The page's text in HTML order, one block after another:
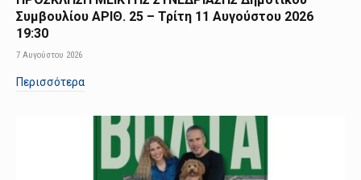
Συμβουλίου ΑΡΙΘ. 25 – Τρίτη 11 Αυγούστου 2026
19:30
7 Αυγούστου 2026
Περισσότερα